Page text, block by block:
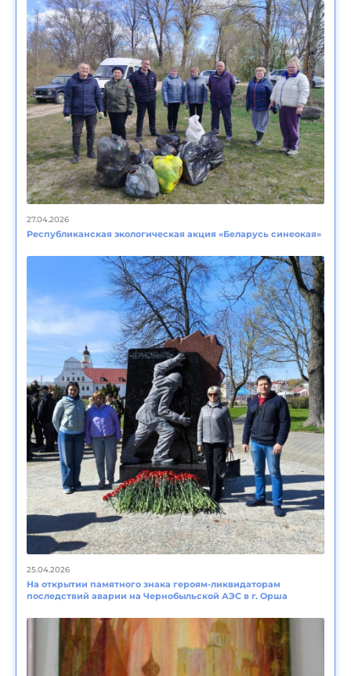
27.04.2026
Республиканская экологическая акция «Беларусь синеокая»
25.04.2026
На открытии памятного знака героям-ликвидаторам
последствий аварии на Чернобыльской АЭС в г. Орша